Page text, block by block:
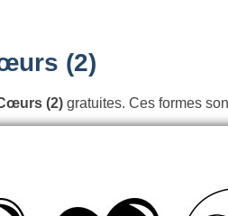
(2)
(2) gratuites. Ces formes